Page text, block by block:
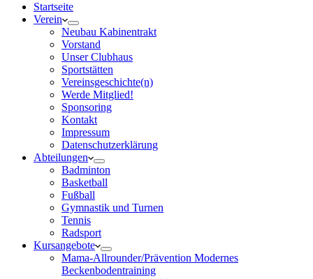
Startseite
Verein
Neubau Kabinentrakt
Vorstand
Unser Clubhaus
Sportstätten
Vereinsgeschichte(n)
Werde Mitglied!
Sponsoring
Kontakt
Impressum
Datenschutzerklärung
Abteilungen
Badminton
Basketball
Fußball
Gymnastik und Turnen
Tennis
Radsport
Kursangebote
Mama-Allrounder/Prävention Modernes
Beckenbodentraining